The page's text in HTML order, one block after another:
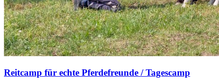
Reitcamp für echte Pferdefreunde / Tagescamp